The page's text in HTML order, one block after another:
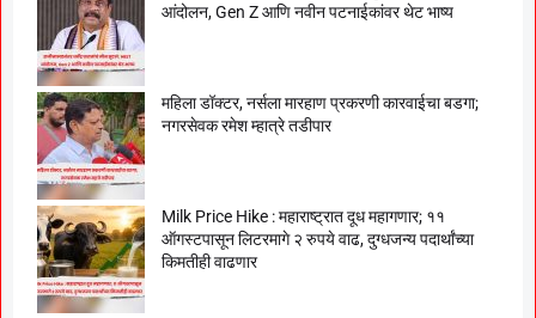
आंदोलन, Gen Z आणि नवीन पटनाईकांवर थेट भाष्य
महिला डॉक्टर, नर्सला मारहाण प्रकरणी कारवाईचा बडगा;
नगरसेवक रमेश म्हात्रे तडीपार
Milk Price Hike : महाराष्ट्रात दूध महागणार; ११
ऑगस्टपासून लिटरमागे २ रुपये वाढ, दुग्धजन्य पदार्थांच्या
किमतीही वाढणार